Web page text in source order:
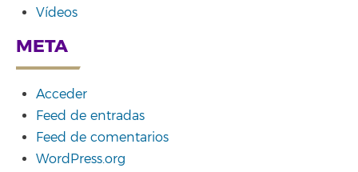
Vídeos
META
Acceder
Feed de entradas
Feed de comentarios
WordPress.org